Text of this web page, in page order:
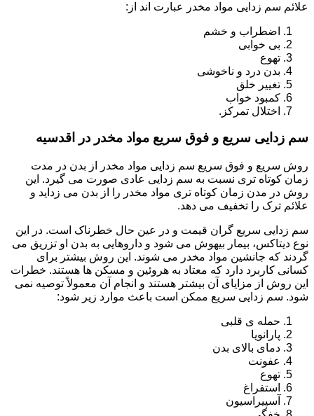
علائم سم زدایی مواد مخدر عبارت اند از:
اضطراب و خشم
بی خوابی
تهوع
بدن درد و ناخوشی
تغییر خلق
کمبود خواب
اختلال تمرکز.
سم زدایی سریع و فوق سریع مواد مخدر در اقدسیه
روش سریع و فوق سریع سم زدایی مواد مخدر از بدن در مدت
زمان کوتاه تری نسبت به سم زدایی عادی صورت می گیرد. این
روش در مدن زمان کوتاه تری مواد مخدر را از بدن می زداید و
علائم ترک را تخفیف می دهد.
سم زدایی سریع گران قیمت و در عین حال خطرناک است. در این
نوع دیتاکس، بیمار بیهوش می شود و داروهایی به بدن او تزریق می
گردند که جانشین مواد مخدر می شوند. این روش بیشتر برای
کسانی کاربرد دارد که معتاد به هروئین و مسکن ها هستند. خطرات
این روش از مزایای آن بیشتر هستند و انجام آن معمولاً توصیه نمی
شود. سم زدایی سریع ممکن است باعث موارد زیر شود:
حمله ی قلبی
پارانویا
دمای بالای بدن
عفونت
تهوع
استفراغ
آسپیراسیون